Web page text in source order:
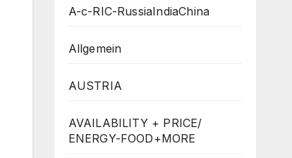
A-c-RIC-RussiaIndiaChina
Allgemein
AUSTRIA
AVAILABILITY + PRICE/
ENERGY-FOOD+MORE